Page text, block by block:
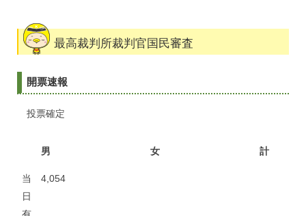
最高裁判所裁判官国民審査
開票速報
投票確定
男 女 計
当
日
有
4,054